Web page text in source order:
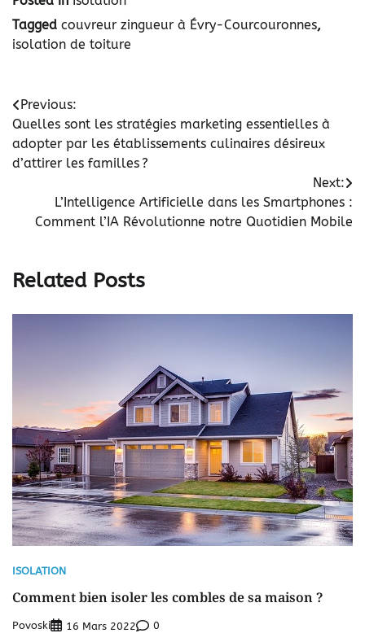
Tagged couvreur zingueur à Évry-Courcouronnes,
isolation de toiture
Navigation
de
l’article
Previous:
Quelles sont les stratégies marketing essentielles à
adopter par les établissements culinaires désireux
d’attirer les familles ?
Next:
L’Intelligence Artificielle dans les Smartphones :
Comment l’IA Révolutionne notre Quotidien Mobile
Related Posts
ISOLATION
Comment bien isoler les combles de sa maison ?
Povoski 16 Mars 2022 0